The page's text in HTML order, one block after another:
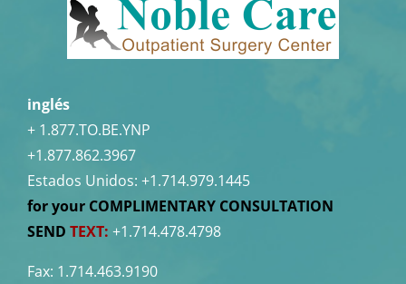
inglés
+ 1.877.TO.BE.YNP
+1.877.862.3967
Estados Unidos: +1.714.979.1445
for your COMPLIMENTARY CONSULTATION
SEND TEXT: +1.714.478.4798
Fax: 1.714.463.9190